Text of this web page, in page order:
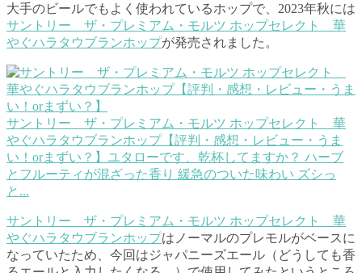
大手のビールでもよく使われているホップで、2023年秋には
サントリー ザ・プレミアム・モルツ ホップセレクト 華
やぐハラタウブランホップが発売されました。
サントリー ザ・プレミアム・モルツ ホップセレクト 華
やぐハラタウブランホップ【評判・感想・レビュー・うま
い！orまずい？】 ユタローです、乾杯してますか？ ハーブ
とフルーティが混ざった香り 緩急のついた味わい ズシっ
と...
サントリー ザ・プレミアム・モルツ ホップセレクト 華
やぐハラタウブランホップはノーマルのプレモルがベースに
なっていたため、今回はジャパニーズエール（どうしても香